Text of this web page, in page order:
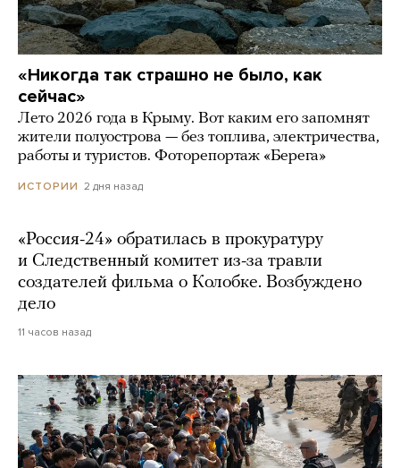
«Никогда так страшно не было, как
сейчас»
Лето 2026 года в Крыму. Вот каким его запомнят
жители полуострова — без топлива, электричества,
работы и туристов. Фоторепортаж «Берега»
ИСТОРИИ 2 дня назад
«Россия-24» обратилась в прокуратуру
и Следственный комитет из-за травли
создателей фильма о Колобке. Возбуждено
дело
11 часов назад